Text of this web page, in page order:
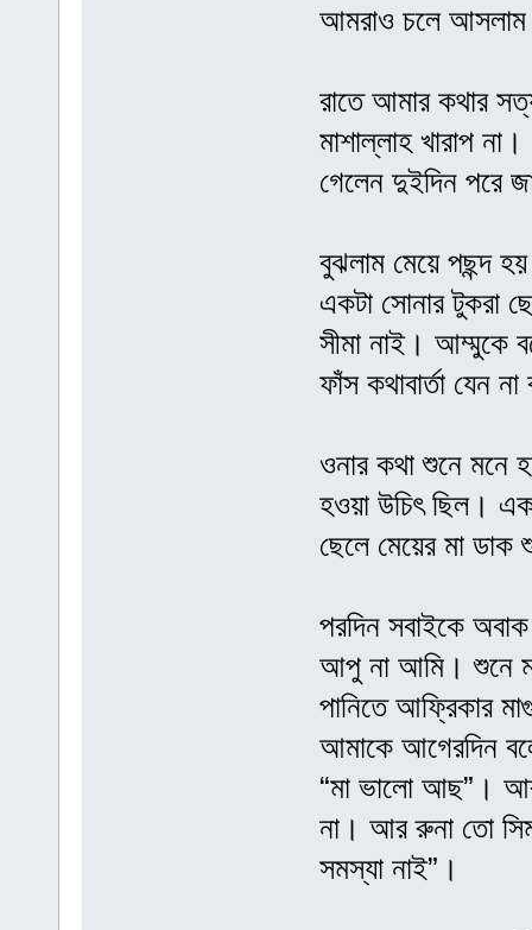
আমরাও চলে
রাতে আমার কথার
মাশাল্লাহ খারাপ
গেলেন দুইদিন পরে
বুঝলাম মেয়ে পছন্দ
একটা সোনার টুকরা
সীমা নাই। আম্মুকে
ফাঁস কথাবার্তা যেন
ওনার কথা শুনে মনে
হওয়া উচিৎ ছিল।
ছেলে মেয়ের মা
পরদিন সবাইকে
আপু না আমি। শুনে
পানিতে আফ্রিকার
আমাকে আগেরদিন
“মা ভালো আছ”।
না। আর রুনা তো
সমস্যা নাই”।